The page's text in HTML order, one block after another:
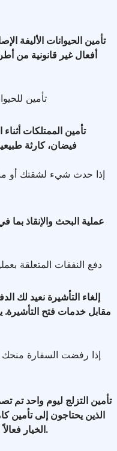
تأمين الحيوانات الأليفة
أفعال غير قانونية من
تأمين
تأمين الممتلكات أثناء
فيضان، كارثة
عملية البحث والإنقاذ بما
دفع النفقات المتعلقة
إلغاء التأشيرة نعيد لك
مقابل خدمات فتح
إذا رفضت السفارة منحك
تأمين التزلج ليوم واحد تم
الذين يحتاجون إلى تأمين
الخيار فعالاً عند شرائه قبل يوم واحد من بدء التزلج.